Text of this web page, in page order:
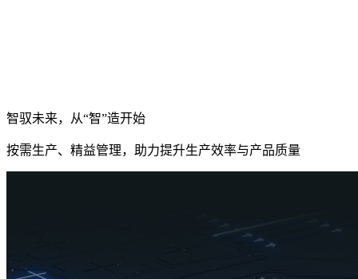
智驭未来，从“智”造开始
按需生产、精益管理，助力提升生产效率与产品质量